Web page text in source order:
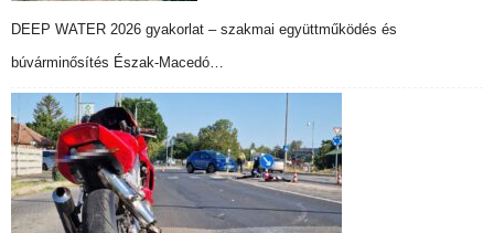
DEEP WATER 2026 gyakorlat – szakmai együttműködés és
búvárminősítés Észak-Macedó…